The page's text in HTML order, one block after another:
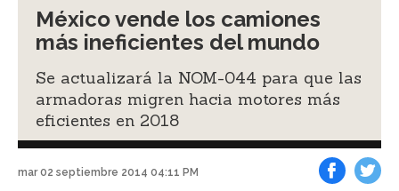
México vende los camiones
más ineficientes del mundo
Se actualizará la NOM-044 para que las
armadoras migren hacia motores más
eficientes en 2018
mar 02 septiembre 2014 04:11 PM